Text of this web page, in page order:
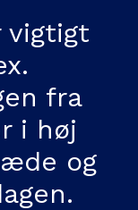
vigtigt
fra
i høj
og